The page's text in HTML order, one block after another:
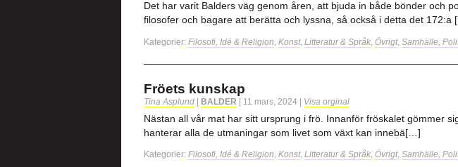
Det har varit Balders väg genom åren, att bjuda in både bönder och
filosofer och bagare att berätta och lyssna, så också i detta det 172:a
Kategorier: Filosofi, Idé & Religion Konst, Litteratur & Språk Övrigt, Samhälle,
Fröets kunskap
Tina Asplund | BALDER | 11 mars, 2024 | Visa orginal
Nästan all vår mat har sitt ursprung i frö. Innanför fröskalet gömmer
hanterar alla de utmaningar som livet som växt kan innebä[…]
Kategorier: Filosofi, Idé & Religion, Konst, Litteratur & Språk, Övrigt, Samhälle,